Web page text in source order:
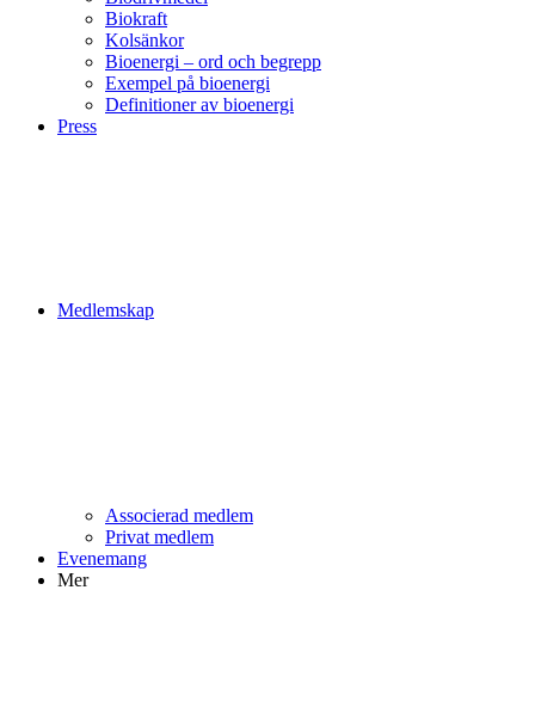
Biokraft
Kolsänkor
Bioenergi – ord och begrepp
Exempel på bioenergi
Definitioner av bioenergi
Press
Medlemskap
Associerad medlem
Privat medlem
Evenemang
Mer